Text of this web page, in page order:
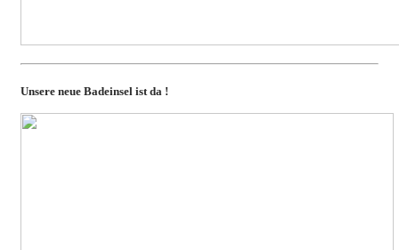
Unsere neue Badeinsel ist da !